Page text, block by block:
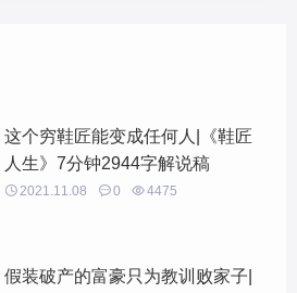
这个穷鞋匠能变成任何人|《鞋匠
人生》7分钟2944字解说稿
 2021.11.08 0 4475
假装破产的富豪只为教训败家子|